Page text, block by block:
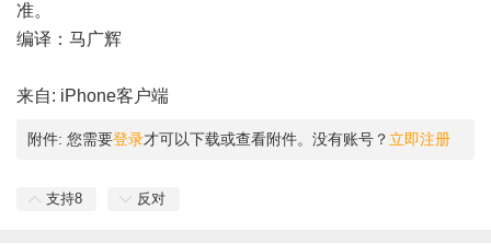
准。
编译：马广辉
来自: iPhone客户端
附件: 您需要登录才可以下载或查看附件。没有账号？ 立即注册
支持8 反对